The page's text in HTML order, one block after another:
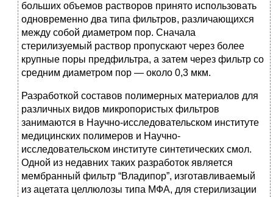
больших объемов растворов принято использовать
одновременно два типа фильтров, различающихся
между собой диаметром пор. Сначала
стерилизуемый раствор пропускают через более
крупные поры предфильтра, а затем через фильтр со
средним диаметром пор — около 0,3 мкм.
Разработкой составов полимерных материалов для
различных видов микропористых фильтров
занимаются в Научно-исследовательском институте
медицинских полимеров и Научно-
исследовательском институте синтетических смол.
Одной из недавних таких разработок является
мембранный фильтр “Владипор”, изготавливаемый
из ацетата целлюлозы типа МФА, для стерилизации